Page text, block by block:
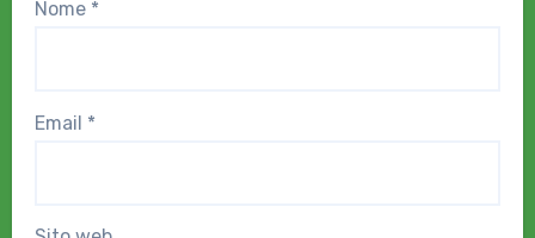
Nome *
Email *